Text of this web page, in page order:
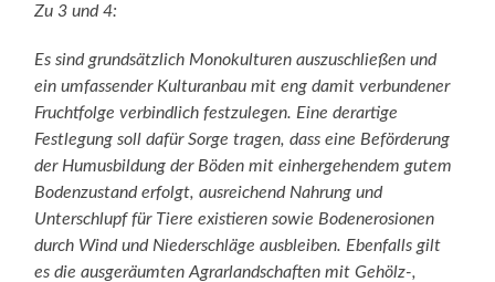
Zu 3 und 4:
Es sind grundsätzlich Monokulturen auszuschließen und
ein umfassender Kulturanbau mit eng damit verbundener
Fruchtfolge verbindlich festzulegen. Eine derartige
Festlegung soll dafür Sorge tragen, dass eine Beförderung
der Humusbildung der Böden mit einhergehendem gutem
Bodenzustand erfolgt, ausreichend Nahrung und
Unterschlupf für Tiere existieren sowie Bodenerosionen
durch Wind und Niederschläge ausbleiben. Ebenfalls gilt
es die ausgeräumten Agrarlandschaften mit Gehölz-,